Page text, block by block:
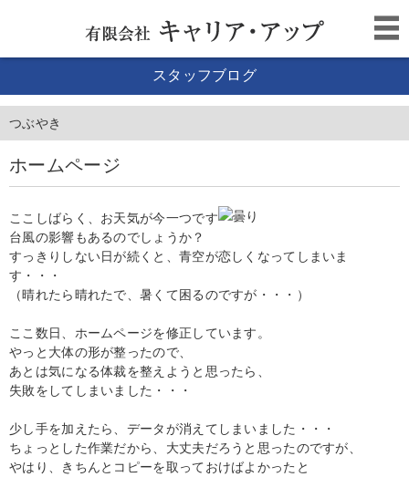
スタッフブログ
つぶやき
ホームページ
ここしばらく、お天気が今一つです
台風の影響もあるのでしょうか？
すっきりしない日が続くと、青空が恋しくなってしまいま
す・・・
（晴れたら晴れたで、暑くて困るのですが・・・）
ここ数日、ホームページを修正しています。
やっと大体の形が整ったので、
あとは気になる体裁を整えようと思ったら、
失敗をしてしまいました・・・
少し手を加えたら、データが消えてしまいました・・・
ちょっとした作業だから、大丈夫だろうと思ったのですが、
やはり、きちんとコピーを取っておけばよかったと